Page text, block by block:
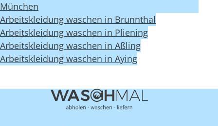
München
Arbeitskleidung waschen in Brunnthal
Arbeitskleidung waschen in Pliening
Arbeitskleidung waschen in Aßling
Arbeitskleidung waschen in Aying